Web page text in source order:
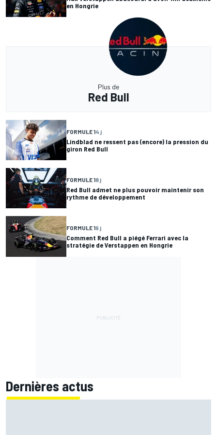
en Hongrie
Plus de
Red Bull
FORMULE 14 j
Lindblad ne ressent pas (encore) la pression du
giron Red Bull
FORMULE 18 j
Red Bull admet ne plus pouvoir maintenir son
rythme de développement
FORMULE 19 j
Comment Red Bull a piégé Ferrari avec la
stratégie de Verstappen en Hongrie
Dernières actus